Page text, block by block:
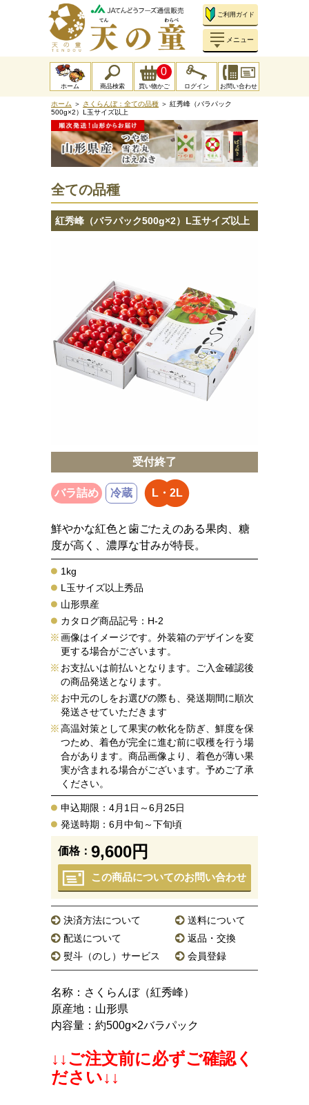
ご利用ガイド
メニュー
ホーム 商品検索 買い物かご
0
ログイン お問い合わせ
ホーム ＞ さくらんぼ：全ての品種 ＞ 紅秀峰（バラパック
500g×2）L玉サイズ以上
全ての品種
紅秀峰（バラパック500g×2）L玉サイズ以上
受付終了
バラ詰め 冷蔵 L・2L
鮮やかな紅色と歯ごたえのある果肉、糖
度が高く、濃厚な甘みが特長。
1kg
L玉サイズ以上秀品
山形県産
カタログ商品記号：H-2
画像はイメージです。外装箱のデザインを変
更する場合がございます。
お支払いは前払いとなります。ご入金確認後
の商品発送となります。
お中元のしをお選びの際も、発送期間に順次
発送させていただきます
高温対策として果実の軟化を防ぎ、鮮度を保
つため、着色が完全に進む前に収穫を行う場
合があります。商品画像より、着色が薄い果
実が含まれる場合がございます。予めご了承
ください。
申込期限：4月1日～6月25日
発送時期：6月中旬～下旬頃
価格： 9,600円
この商品についてのお問い合わせ
決済方法について
送料について
配送について
返品・交換
熨斗（のし）サービス
会員登録
名称：さくらんぼ（紅秀峰）
原産地：山形県
内容量：約500g×2バラパック
↓↓ご注文前に必ずご確認く
ださい↓↓